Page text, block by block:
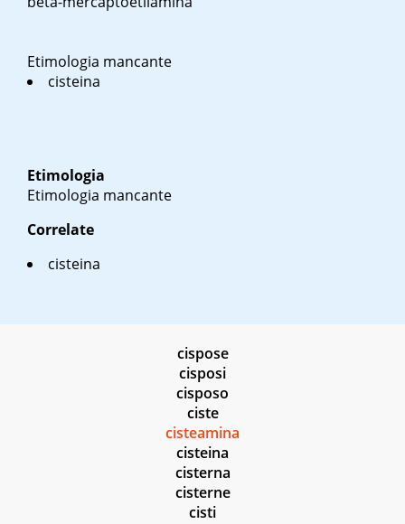
Etimologia mancante
cisteina
Etimologia
Etimologia mancante
Correlate
cisteina
cispose
cisposi
cisposo
ciste
cisteamina
cisteina
cisterna
cisterne
cisti